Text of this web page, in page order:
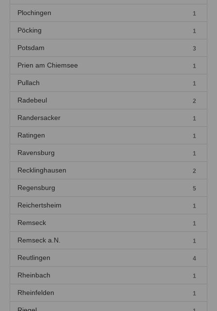
Plochingen 1
Pöcking 1
Potsdam 3
Prien am Chiemsee 1
Pullach 1
Radebeul 2
Randersacker 1
Ratingen 1
Ravensburg 1
Recklinghausen 2
Regensburg 5
Reichertsheim 1
Remseck 1
Remseck a.N. 1
Reutlingen 4
Rheinbach 1
Rheinfelden 1